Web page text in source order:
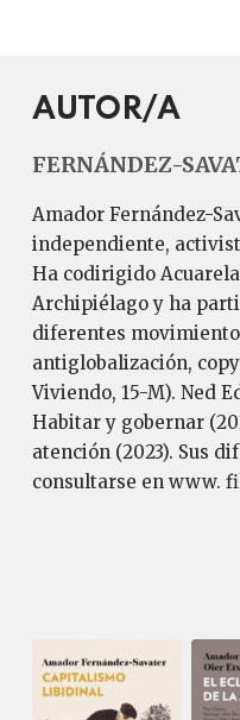
AUTOR/A
FERNÁNDEZ-
Amador Fernández-
independiente,
Ha codirigido
Archipiélago y ha
diferentes
anti­globalización,
Viviendo, 15-M). Ned
Habitar y gobernar
atención (2023). Sus
consultarse en www.